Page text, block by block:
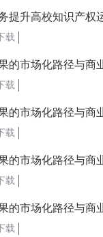
高校知识产权运营效益，
载
路径与商业模式：知识产权运
载
路径与商业模式：知识产权运
载
路径与商业模式：知识产权运
载
路径与商业模式：知识产权运
载